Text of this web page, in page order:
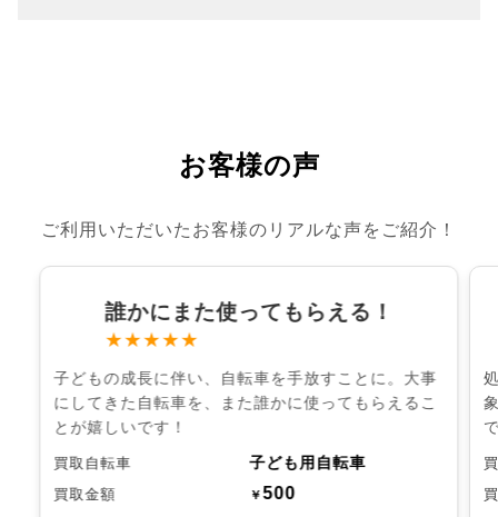
お客様の声
ご利用いただいたお客様のリアルな声をご紹介！
誰かにまた使ってもらえる！
★★★★★
子どもの成長に伴い、自転車を手放すことに。大事
にしてきた自転車を、また誰かに使ってもらえるこ
とが嬉しいです！
買取自転車 子ども用自転車
買取金額 ￥500